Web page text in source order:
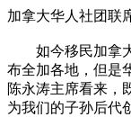
加拿大华人社团联
如今移民加拿大
布全加各地，但是
陈永涛主席看来，
为我们的子孙后代